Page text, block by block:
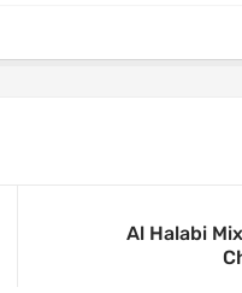
Al Halabi